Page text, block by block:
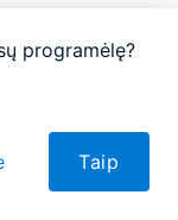
Kontaktai
programėlę?
Taip